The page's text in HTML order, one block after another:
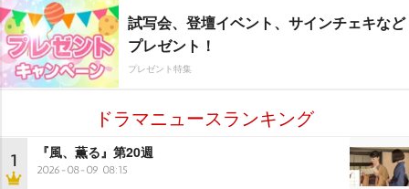
試写会、登壇イベント、サインチェキなど
プレゼント！
プレゼント特集
ドラマニュースランキング
1 『風、薫る』第20週
2026-08-09 08:15